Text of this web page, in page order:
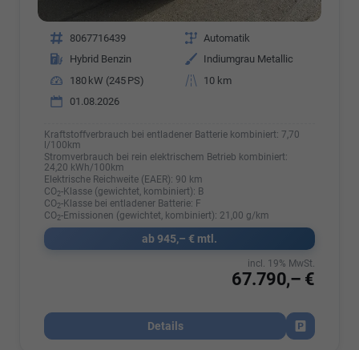
Fahrzeugnr. 8067716439 Getriebe Automatik
Kraftstoff
Hybrid Benzin Außenfarbe
Indiumgrau Metallic
Leistung
180 kW (245 PS) Kilometerstand
10 km
01.08.2026
Kraftstoffverbrauch bei entladener Batterie kombiniert:7,70
l/100km
Stromverbrauch bei rein elektrischem Betrieb kombiniert:
24,20 kWh/100km
Elektrische Reichweite (EAER): 90 km
CO2-Klasse (gewichtet, kombiniert): B
CO2-Klasse bei entladener Batterie: F
CO2-Emissionen (gewichtet, kombiniert): 21,00 g/km
ab 945,– € mtl.
67.790,– €
incl. 19% MwSt.
Details
Fahrzeug